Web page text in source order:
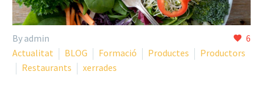
6
By admin
Actualitat
BLOG Formació Productes
Productors
Restaurants
xerrades